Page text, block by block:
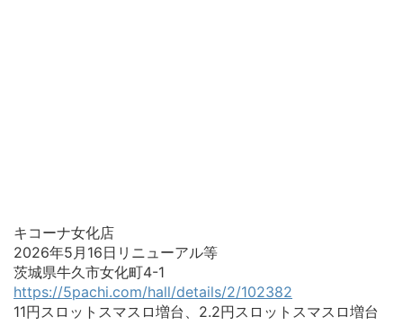
キコーナ女化店
2026年5月16日リニューアル等
茨城県牛久市女化町4-1
https://5pachi.com/hall/details/2/102382
11円スロットスマスロ増台、2.2円スロットスマスロ増台